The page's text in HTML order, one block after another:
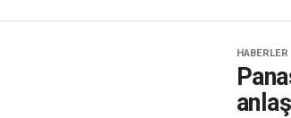
HABERLER